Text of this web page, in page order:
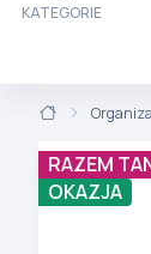
KATEGORIE
RAZEM
OKAZJA